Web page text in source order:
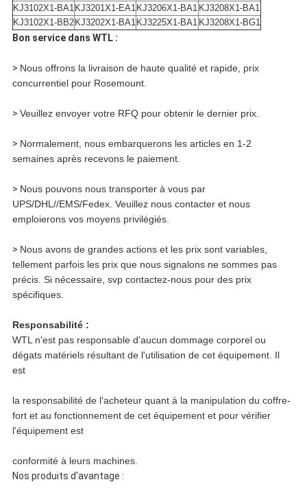
KJ3102X1-BA1 KJ3201X1-EA1 KJ3206X1-BA1 KJ3208X1-BA1
KJ3102X1-BB2 KJ3202X1-BA1 KJ3225X1-BA1 KJ3208X1-BG1
Bon service dans WTL :
> Nous offrons la livraison de haute qualité et rapide, prix
concurrentiel pour Rosemount.
> Veuillez envoyer votre RFQ pour obtenir le dernier prix.
> Normalement, nous embarquerons les articles en 1-2
semaines après recevons le paiement.
> Nous pouvons nous transporter à vous par
UPS/DHL//EMS/Fedex. Veuillez nous contacter et nous
emploierons vos moyens privilégiés.
> Nous avons de grandes actions et les prix sont variables,
tellement parfois les prix que nous signalons ne sommes pas
précis. Si nécessaire, svp contactez-nous pour des prix
spécifiques.
Responsabilité :
WTL n'est pas responsable d'aucun dommage corporel ou
dégats matériels résultant de l'utilisation de cet équipement. Il
est
la responsabilité de l'acheteur quant à la manipulation du coffre-
fort et au fonctionnement de cet équipement et pour vérifier
l'équipement est
conformité à leurs machines.
Nos produits d'avantage :